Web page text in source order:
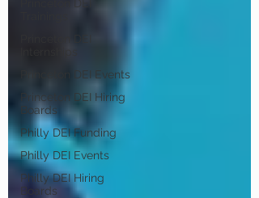
Princeton DEI
Princeton DEI Events
Princeton DEI Hiring
Boards
Philly DEI Funding
Philly DEI Events
Philly DEI Hiring
Boards